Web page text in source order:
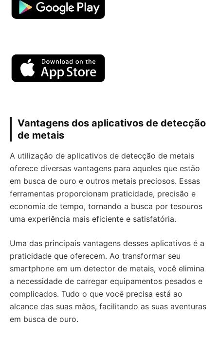
Vantagens dos aplicativos de detecção
de metais
A utilização de aplicativos de detecção de metais
oferece diversas vantagens para aqueles que estão
em busca de ouro e outros metais preciosos. Essas
ferramentas proporcionam praticidade, precisão e
economia de tempo, tornando a busca por tesouros
uma experiência mais eficiente e satisfatória.
Uma das principais vantagens desses aplicativos é a
praticidade que oferecem. Ao transformar seu
smartphone em um detector de metais, você elimina
a necessidade de carregar equipamentos pesados e
complicados. Tudo o que você precisa está ao
alcance das suas mãos, facilitando as suas aventuras
em busca de ouro.